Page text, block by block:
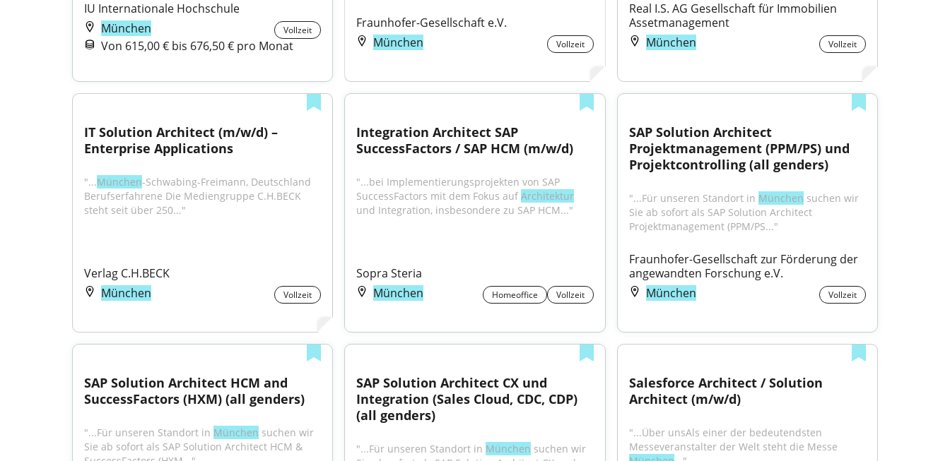
IU Internationale Hochschule
München
Vollzeit
Von 615,00 € bis 676,50 € pro Monat
Fraunhofer-Gesellschaft e.V.
München
Vollzeit
Real I.S. AG Gesellschaft für Immobilien
Assetmanagement
München
Vollzeit
IT Solution Architect (m/w/d) –
Enterprise Applications
"...München-Schwabing-Freimann, Deutschland
Berufserfahrene Die Mediengruppe C.H.BECK
steht seit über 250..."
Verlag C.H.BECK
München
Vollzeit
Integration Architect SAP
SuccessFactors / SAP HCM (m/w/d)
"...bei Implementierungsprojekten von SAP
SuccessFactors mit dem Fokus auf Architektur
und Integration, insbesondere zu SAP HCM..."
Sopra Steria
München
Homeoffice Vollzeit
SAP Solution Architect
Projektmanagement (PPM/PS) und
Projektcontrolling (all genders)
"...Für unseren Standort in München suchen wir
Sie ab sofort als SAP Solution Architect
Projektmanagement (PPM/PS..."
Fraunhofer-Gesellschaft zur Förderung der
angewandten Forschung e.V.
München
Vollzeit
SAP Solution Architect HCM and
SuccessFactors (HXM) (all genders)
"...Für unseren Standort in München suchen wir
Sie ab sofort als SAP Solution Architect HCM &
SAP Solution Architect CX und
Integration (Sales Cloud, CDC, CDP)
(all genders)
"...Für unseren Standort in München suchen wir
Salesforce Architect / Solution
Architect (m/w/d)
"...Über unsAls einer der bedeutendsten